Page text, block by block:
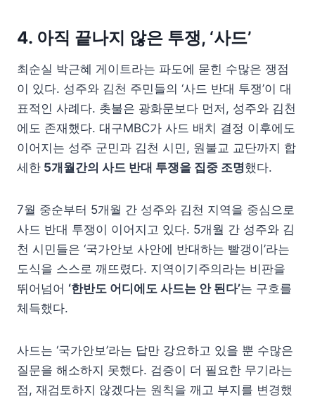
4. 아직 끝나지 않은 투쟁, ‘사드’
최순실 박근혜 게이트라는 파도에 묻힌 수많은 쟁점
이 있다. 성주와 김천 주민들의 ‘사드 반대 투쟁’이 대
표적인 사례다. 촛불은 광화문보다 먼저, 성주와 김천
에도 존재했다. 대구MBC가 사드 배치 결정 이후에도
이어지는 성주 군민과 김천 시민, 원불교 교단까지 합
세한 5개월간의 사드 반대 투쟁을 집중 조명했다.
7월 중순부터 5개월 간 성주와 김천 지역을 중심으로
사드 반대 투쟁이 이어지고 있다. 5개월 간 성주와 김
천 시민들은 ‘국가안보 사안에 반대하는 빨갱이’라는
도식을 스스로 깨뜨렸다. 지역이기주의라는 비판을
뛰어넘어 ‘한반도 어디에도 사드는 안 된다’는 구호를
체득했다.
사드는 ‘국가안보’라는 답만 강요하고 있을 뿐 수많은
질문을 해소하지 못했다. 검증이 더 필요한 무기라는
점, 재검토하지 않겠다는 원칙을 깨고 부지를 변경했